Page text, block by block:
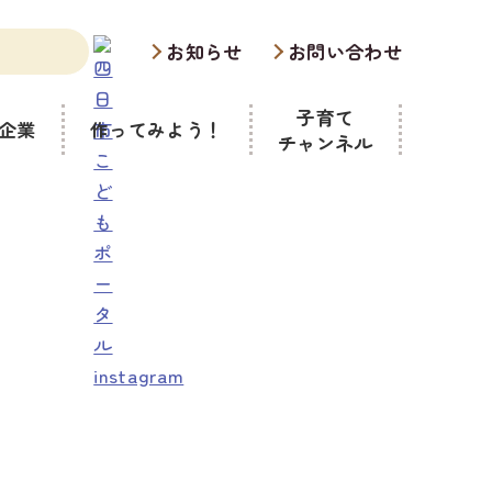
お知らせ お問い合わせ
業 作ってみよう！
子育て
チャンネル